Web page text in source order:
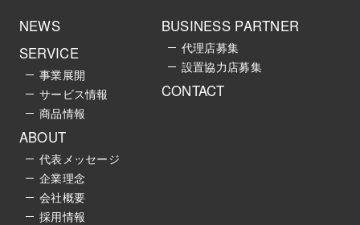
NEWS
SERVICE
事業展開
サービス情報
商品情報
ABOUT
代表メッセージ
企業理念
会社概要
採用情報
BUSINESS PARTNER
代理店募集
設置協力店募集
CONTACT